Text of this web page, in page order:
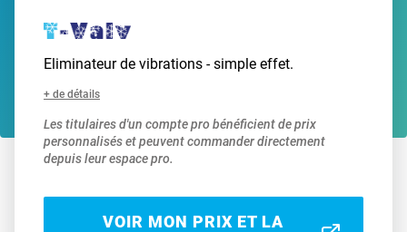
Eliminateur de vibrations - simple effet.
+ de détails
Les titulaires d'un compte pro bénéficient de prix
personnalisés et peuvent commander directement
depuis leur espace pro.
VOIR MON PRIX ET LA